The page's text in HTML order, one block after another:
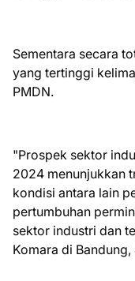
Sementara secara
yang tertinggi
PMDN.
"Prospek sektor
2024 menunjukkan
kondisi antara lain
pertumbuhan
sektor industri dan
Komara di